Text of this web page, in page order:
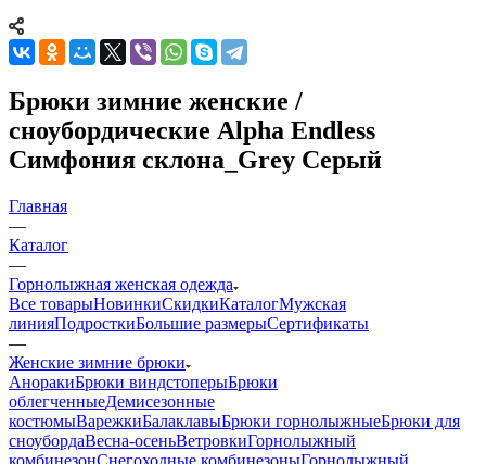
Брюки зимние женские /
сноубордические Alpha Endless
Симфония склона_Grey Серый
Главная
—
Каталог
—
Горнолыжная женская одежда
Все товарыНовинкиСкидкиКаталогМужская
линияПодросткиБольшие размерыСертификаты
—
Женские зимние брюки
АноракиБрюки виндстоперыБрюки
облегченныеДемисезонные
костюмыВарежкиБалаклавыБрюки горнолыжныеБрюки для
сноубордаВесна-осеньВетровкиГорнолыжный
комбинезонСнегоходные комбинезоныГорнолыжный